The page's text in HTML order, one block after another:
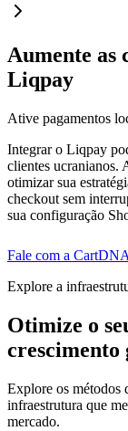
Aumente as
Liqpay
Ative pagamentos
Integrar o Liqpay
clientes ucranianos.
otimizar sua
checkout sem
sua configuração
Fale com a CartDNA
Explore a
Otimize o
crescimento
Explore os métodos
infraestrutura que
mercado.